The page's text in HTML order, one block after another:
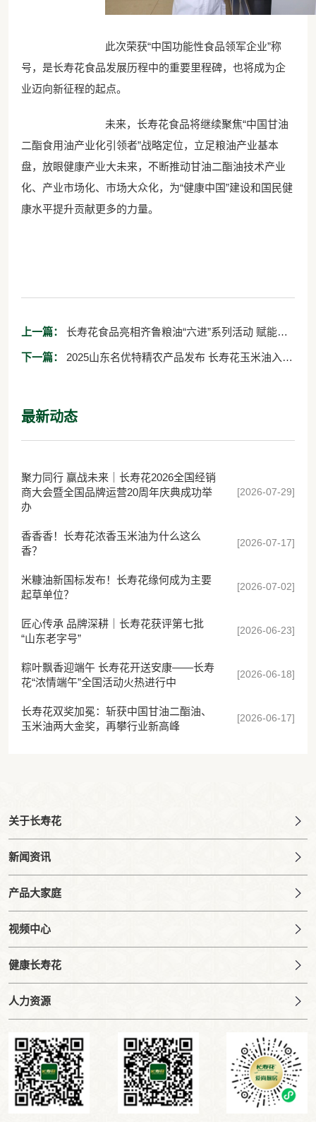
此次荣获“中国功能性食品领军企业”称
号，是长寿花食品发展历程中的重要里程碑，也将成为企
业迈向新征程的起点。
未来，长寿花食品将继续聚焦“中国甘油
二酯食用油产业化引领者”战略定位，立足粮油产业基本
盘，放眼健康产业大未来，不断推动甘油二酯油技术产业
化、产业市场化、市场大众化，为“健康中国”建设和国民健
康水平提升贡献更多的力量。
上一篇：
域粮油产业升级
下一篇：
最新动态
聚力同行 赢战未来｜长寿花2026全国经销
商大会暨全国品牌运营20周年庆典成功举
办
[2026-07-29]
香香香！长寿花浓香玉米油为什么这么
香？
[2026-07-17]
米糠油新国标发布！长寿花缘何成为主要
起草单位？
[2026-07-02]
匠心传承 品牌深耕｜长寿花获评第七批
“山东老字号”
[2026-06-23]
粽叶飘香迎端午 长寿花开送安康——长寿
花“浓情端午”全国活动火热进行中
[2026-06-18]
长寿花双奖加冕：斩获中国甘油二酯油、
玉米油两大金奖，再攀行业新高峰
[2026-06-17]
关于长寿花
新闻资讯
产品大家庭
视频中心
健康长寿花
人力资源